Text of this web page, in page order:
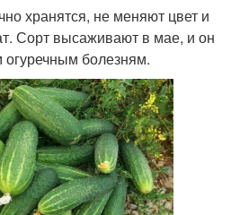
хранятся, не меняют цвет и
Сорт высаживают в мае, и он
огуречным болезням.